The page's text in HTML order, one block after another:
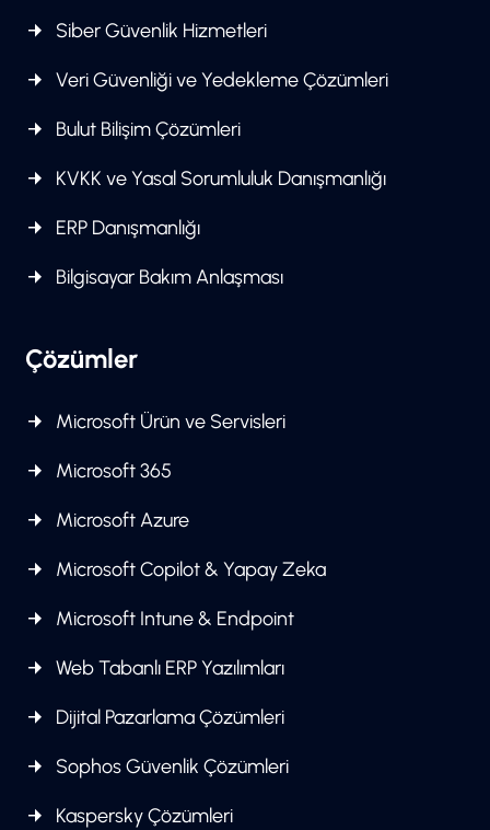
Siber Güvenlik Hizmetleri
Veri Güvenliği ve Yedekleme Çözümleri
Bulut Bilişim Çözümleri
KVKK ve Yasal Sorumluluk Danışmanlığı
ERP Danışmanlığı
Bilgisayar Bakım Anlaşması
Çözümler
Microsoft Ürün ve Servisleri
Microsoft 365
Microsoft Azure
Microsoft Copilot & Yapay Zeka
Microsoft Intune & Endpoint
Web Tabanlı ERP Yazılımları
Dijital Pazarlama Çözümleri
Sophos Güvenlik Çözümleri
Kaspersky Çözümleri